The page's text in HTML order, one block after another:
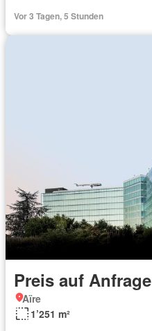
Vor 3 Tagen, 5 Stunden
Preis auf Anfrage
Aïre
1’251 m²